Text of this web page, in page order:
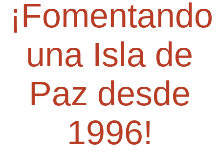
¡Fomentando
una Isla de
Paz desde
1996!